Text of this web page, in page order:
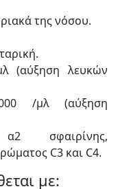
της νόσου.
(αύξηση λευκών
/μλ (αύξηση
σφαιρίνης,
C3 και C4.
με: